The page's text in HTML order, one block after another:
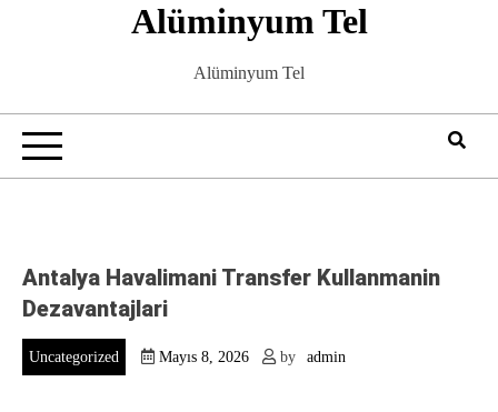
Alüminyum Tel
Alüminyum Tel
Antalya Havalimani Transfer Kullanmanin
Dezavantajlari
Uncategorized Mayıs 8, 2026 by admin